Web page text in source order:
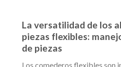
La versatilidad de los
piezas flexibles:
de piezas
Los comederos flexibles son